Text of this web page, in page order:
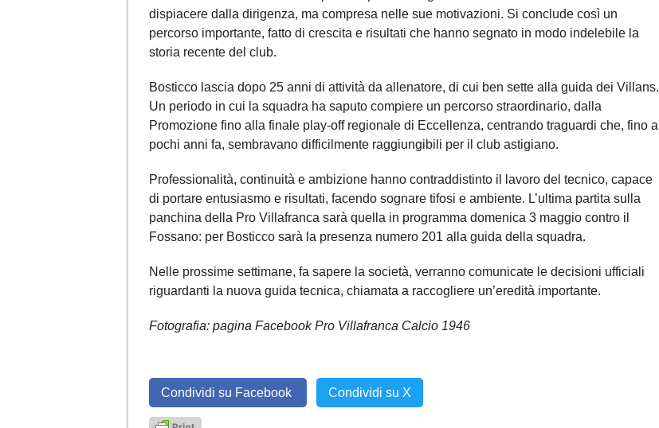
dispiacere dalla dirigenza, ma compresa nelle sue motivazioni. Si conclude così un
percorso importante, fatto di crescita e risultati che hanno segnato in modo indelebile la
storia recente del club.
Bosticco lascia dopo 25 anni di attività da allenatore, di cui ben sette alla guida dei Villans.
Un periodo in cui la squadra ha saputo compiere un percorso straordinario, dalla
Promozione fino alla finale play-off regionale di Eccellenza, centrando traguardi che, fino a
pochi anni fa, sembravano difficilmente raggiungibili per il club astigiano.
Professionalità, continuità e ambizione hanno contraddistinto il lavoro del tecnico, capace
di portare entusiasmo e risultati, facendo sognare tifosi e ambiente. L’ultima partita sulla
panchina della Pro Villafranca sarà quella in programma domenica 3 maggio contro il
Fossano: per Bosticco sarà la presenza numero 201 alla guida della squadra.
Nelle prossime settimane, fa sapere la società, verranno comunicate le decisioni ufficiali
riguardanti la nuova guida tecnica, chiamata a raccogliere un’eredità importante.
Fotografia: pagina Facebook Pro Villafranca Calcio 1946
Condividi su Facebook Condividi su X